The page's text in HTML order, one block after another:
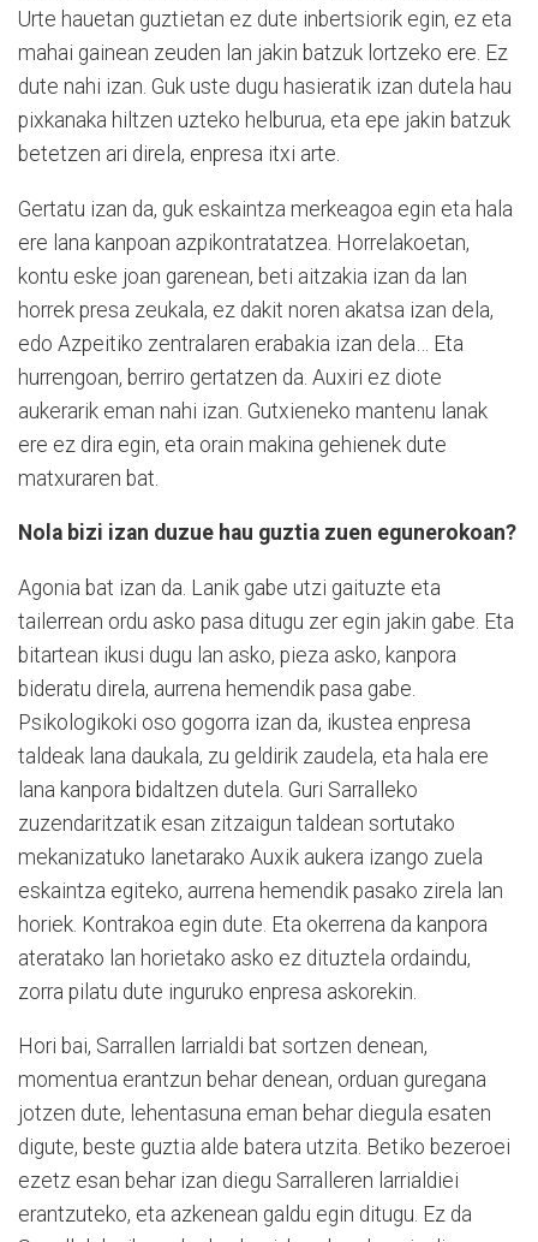
Urte hauetan guztietan ez dute inbertsiorik egin, ez eta
mahai gainean zeuden lan jakin batzuk lortzeko ere. Ez
dute nahi izan. Guk uste dugu hasieratik izan dutela hau
pixkanaka hiltzen uzteko helburua, eta epe jakin batzuk
betetzen ari direla, enpresa itxi arte.
Gertatu izan da, guk eskaintza merkeagoa egin eta hala
ere lana kanpoan azpikontratatzea. Horrelakoetan,
kontu eske joan garenean, beti aitzakia izan da lan
horrek presa zeukala, ez dakit noren akatsa izan dela,
edo Azpeitiko zentralaren erabakia izan dela… Eta
hurrengoan, berriro gertatzen da. Auxiri ez diote
aukerarik eman nahi izan. Gutxieneko mantenu lanak
ere ez dira egin, eta orain makina gehienek dute
matxuraren bat.
Nola bizi izan duzue hau guztia zuen egunerokoan?
Agonia bat izan da. Lanik gabe utzi gaituzte eta
tailerrean ordu asko pasa ditugu zer egin jakin gabe. Eta
bitartean ikusi dugu lan asko, pieza asko, kanpora
bideratu direla, aurrena hemendik pasa gabe.
Psikologikoki oso gogorra izan da, ikustea enpresa
taldeak lana daukala, zu geldirik zaudela, eta hala ere
lana kanpora bidaltzen dutela. Guri Sarralleko
zuzendaritzatik esan zitzaigun taldean sortutako
mekanizatuko lanetarako Auxik aukera izango zuela
eskaintza egiteko, aurrena hemendik pasako zirela lan
horiek. Kontrakoa egin dute. Eta okerrena da kanpora
ateratako lan horietako asko ez dituztela ordaindu,
zorra pilatu dute inguruko enpresa askorekin.
Hori bai, Sarrallen larrialdi bat sortzen denean,
momentua erantzun behar denean, orduan guregana
jotzen dute, lehentasuna eman behar diegula esaten
digute, beste guztia alde batera utzita. Betiko bezeroei
ezetz esan behar izan diegu Sarralleren larrialdiei
erantzuteko, eta azkenean galdu egin ditugu. Ez da